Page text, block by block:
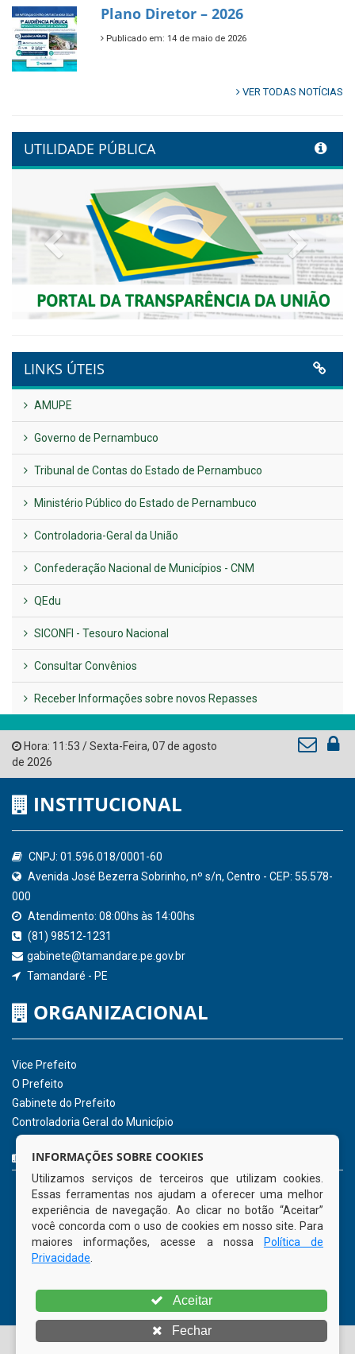
Plano Diretor – 2026
Publicado em: 14 de maio de 2026
VER TODAS NOTÍCIAS
UTILIDADE PÚBLICA
Previous Next
LINKS ÚTEIS
AMUPE
Governo de Pernambuco
Tribunal de Contas do Estado de Pernambuco
Ministério Público do Estado de Pernambuco
Controladoria-Geral da União
Confederação Nacional de Municípios - CNM
QEdu
SICONFI - Tesouro Nacional
Consultar Convênios
Receber Informações sobre novos Repasses
Hora: 11:53 /Sexta-Feira, 07 de agosto
de 2026
INSTITUCIONAL
CNPJ: 01.596.018/0001-60
Avenida José Bezerra Sobrinho, nº s/n, Centro - CEP: 55.578-
000
Atendimento: 08:00hs às 14:00hs
(81) 98512-1231
gabinete@tamandare.pe.gov.br
Tamandaré - PE
ORGANIZACIONAL
Vice Prefeito
O Prefeito
Gabinete do Prefeito
Controladoria Geral do Município
CURTA NOSSA FAN PAGE
© Copyright 2026 Prefeitura Municipal de Tamandaré | Todos
INFORMAÇÕES SOBRE COOKIES
Utilizamos serviços de terceiros que utilizam cookies.
Essas ferramentas nos ajudam a oferecer uma melhor
experiência de navegação. Ao clicar no botão “Aceitar”
você concorda com o uso de cookies em nosso site. Para
maiores informações, acesse a nossa
Política de
Privacidade
Aceitar
Fechar